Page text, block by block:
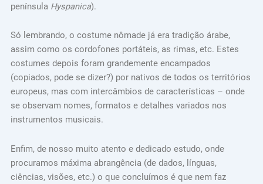
península Hyspanica).
Só lembrando, o costume nômade já era tradição árabe,
assim como os cordofones portáteis, as rimas, etc. Estes
costumes depois foram grandemente encampados
(copiados, pode se dizer?) por nativos de todos os territórios
europeus, mas com intercâmbios de características – onde
se observam nomes, formatos e detalhes variados nos
instrumentos musicais.
Enfim, de nosso muito atento e dedicado estudo, onde
procuramos máxima abrangência (de dados, línguas,
ciências, visões, etc.) o que concluímos é que nem faz